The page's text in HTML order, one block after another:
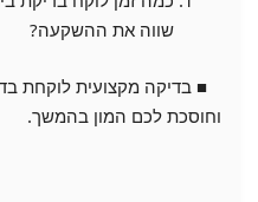
שווה את ההשקעה?
■ בדיקה מקצועית לוקחת
וחוסכת לכם המון בהמשך.